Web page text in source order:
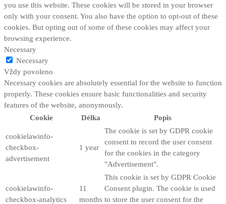
you use this website. These cookies will be stored in your browser
only with your consent. You also have the option to opt-out of these
cookies. But opting out of some of these cookies may affect your
browsing experience.
Necessary
Necessary
Vždy povoleno
Necessary cookies are absolutely essential for the website to function
properly. These cookies ensure basic functionalities and security
features of the website, anonymously.
Cookie
Délka Popis
cookielawinfo-
checkbox-
advertisement
1 year
The cookie is set by GDPR cookie
consent to record the user consent
for the cookies in the category
"Advertisement".
cookielawinfo-
checkbox-analytics
11
months
This cookie is set by GDPR Cookie
Consent plugin. The cookie is used
to store the user consent for the